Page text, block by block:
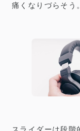
痛くなりづらそう